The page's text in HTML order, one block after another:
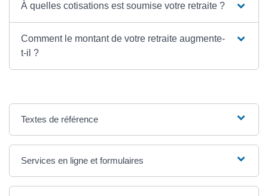
À quelles cotisations est soumise votre retraite ?
Comment le montant de votre retraite augmente-
t-il ?
Textes de référence
Services en ligne et formulaires